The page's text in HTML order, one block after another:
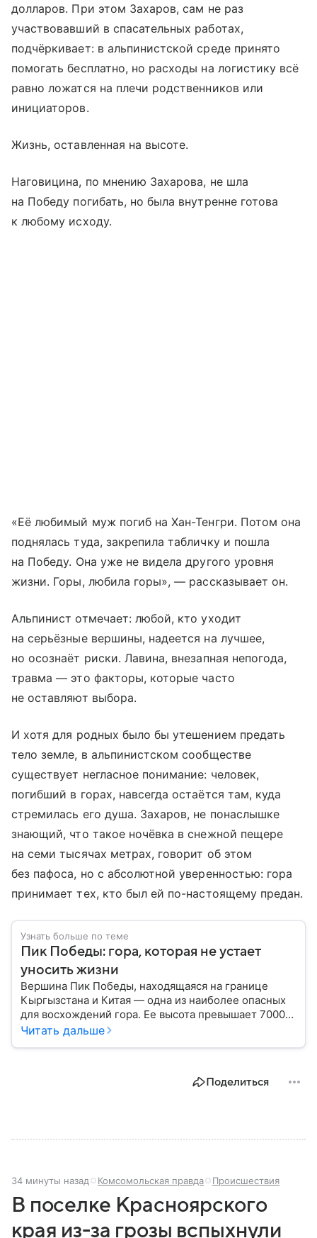
долларов. При этом Захаров, сам не раз
участвовавший в спасательных работах,
подчёркивает: в альпинистской среде принято
помогать бесплатно, но расходы на логистику всё
равно ложатся на плечи родственников или
инициаторов.
Жизнь, оставленная на высоте.
Наговицина, по мнению Захарова, не шла
на Победу погибать, но была внутренне готова
к любому исходу.
«Её любимый муж погиб на Хан-Тенгри. Потом она
поднялась туда, закрепила табличку и пошла
на Победу. Она уже не видела другого уровня
жизни. Горы, любила горы», — рассказывает он.
Альпинист отмечает: любой, кто уходит
на серьёзные вершины, надеется на лучшее,
но осознаёт риски. Лавина, внезапная непогода,
травма — это факторы, которые часто
не оставляют выбора.
И хотя для родных было бы утешением предать
тело земле, в альпинистском сообществе
существует негласное понимание: человек,
погибший в горах, навсегда остаётся там, куда
стремилась его душа. Захаров, не понаслышке
знающий, что такое ночёвка в снежной пещере
на семи тысячах метрах, говорит об этом
без пафоса, но с абсолютной уверенностью: гора
принимает тех, кто был ей по-настоящему предан.
Узнать больше по теме
Пик Победы: гора, которая не устает
уносить жизни
Вершина Пик Победы, находящаяся на границе
Кыргызстана и Китая — одна из наиболее опасных
для восхождений гора. Ее высота превышает 7000
метров, а северное расположение на стыке двух
Читать дальше
Поделиться
34 минуты назад Комсомольская правда Происшествия
В поселке Красноярского
края из-за грозы вспыхнули